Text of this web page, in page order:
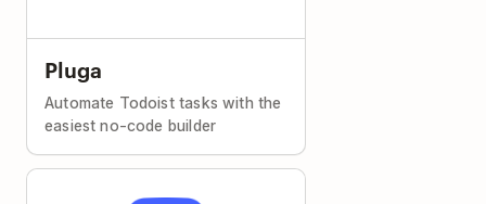
Pluga
Automate Todoist tasks with the
easiest no-code builder